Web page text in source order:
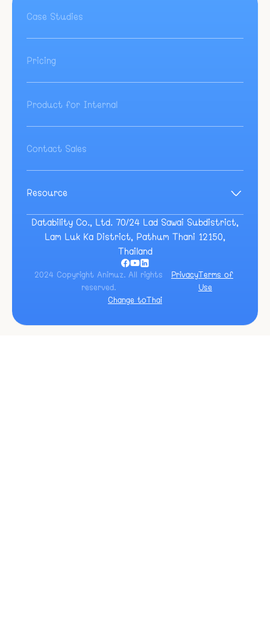
Case Studies
Pricing
Product for Internal
Contact Sales
Resource
Guide
Event
Datability Co., Ltd. 70/24 Lad Sawai Subdistrict,
Lam Luk Ka District, Pathum Thani 12150,
Thailand
2024 Copyright Animuz. All rights
reserved.
PrivacyTerms of
Use
Change toThai